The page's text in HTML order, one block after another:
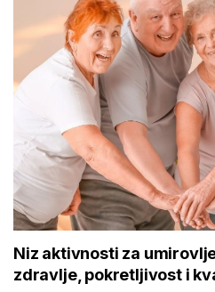
Niz aktivnosti za
zdravlje, pokretljivost i